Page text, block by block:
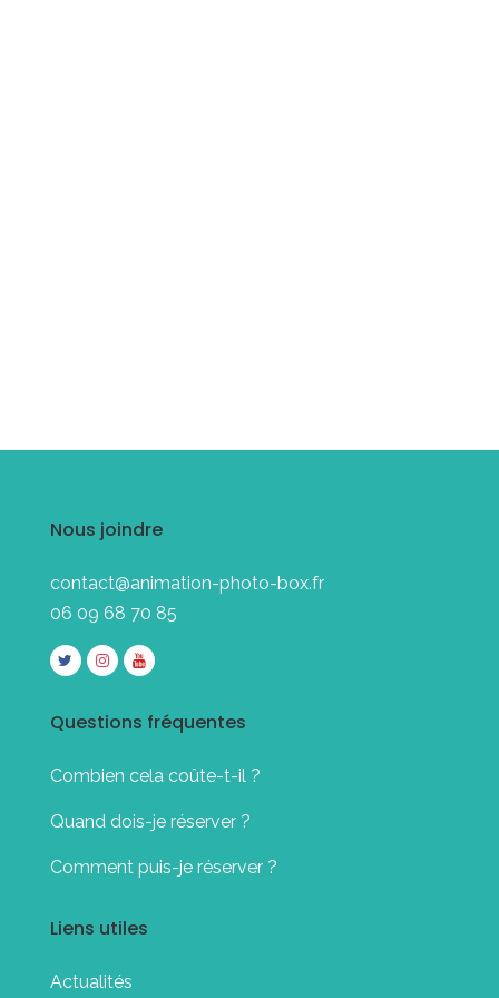
Nous joindre
contact@animation-photo-box.fr
06 09 68 70 85
Questions fréquentes
Combien cela coûte-t-il ?
Quand dois-je réserver ?
Comment puis-je réserver ?
Liens utiles
Actualités